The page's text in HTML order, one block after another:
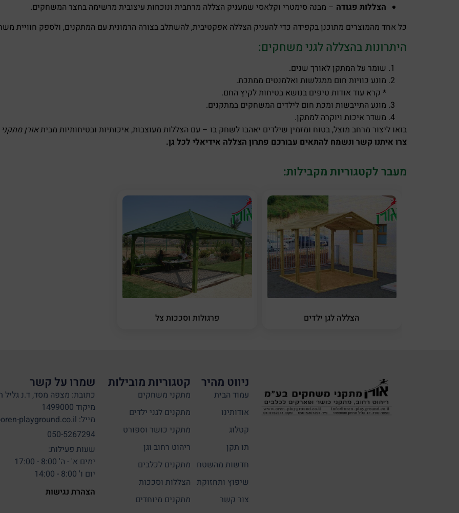
הצללות פגודה – מבנה סימטרי וקלאסי שמעניק הצללה מרחבית ונוכחות עיצובית מרשימה בחצר המשחקים.
כל אחד מהמוצרים מתוכנן בקפידה כדי להעניק הצללה אפקטיבית, להשתלב בצורה הרמונית עם המתקנים, ולספק חוויית
היתרונות בהצללה לגני משחקים:
שומר על המתקן לאורך שנים.
מונע כוויות חום ממגלשות ואלמנטים ממתכת.
* קרא עוד אודות טיפים בנושא בטיחות לקיץ החם.
מונע התייבשות ומכת חום לילדים המשחקים במתקנים.
משדר איכות ויוקרה למתקן.
בואו ליצור מרחב מוצל, בטוח ומזמין שילדים יאהבו לשחק בו – עם הצללות מעוצבות, איכותיות ובטיחותיות מביתאורן
צרו איתנו קשר ונשמח להתאים עבורכם פתרון הצללה אידיאלי לכל גן.
מעבר לקטגוריות מקבילות:
הצללה לגן ילדים פרגולות וסככות צל
ניווט מהיר
עמוד הבית
אודותינו
קטלוג
תו תקן
חדשות מהשטח
שיפוץ ותחזוקת
צור קשר
קטגוריות מובילות
מתקני משחקים
מתקנים לגני ילדים
מתקני כושר וספורט
ריהוט רחוב וגן
מתקנים לכלבים
הצללות וסככות
מתקנים מיוחדים
שמרו על קשר
כתובת: מצפה מסד, ד.נ גליל
מיקוד 1499000
מייל: info@oren-playground.co.il
050-5267294
שעות פעילות:
ימים א' - ה' 8:00 - 17:00
יום ו' 8:00 - 14:00
הצהרת נגישות